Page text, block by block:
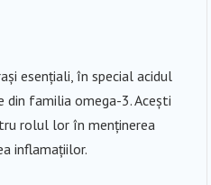
esențiali, în special acidul
familia omega-3. Acești
rolul lor în menținerea
inflamațiilor.